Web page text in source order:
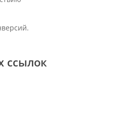
ссылок